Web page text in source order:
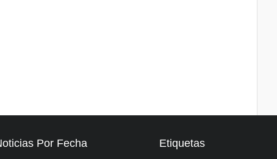
Por Fecha Etiquetas